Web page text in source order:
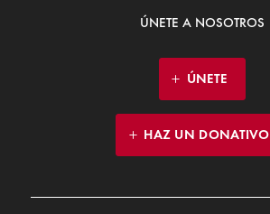
ÚNETE A NOSOTROS
ÚNETE
HAZ UN DONATIVO